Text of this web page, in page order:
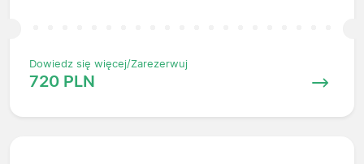
Dowiedz się więcej/Zarezerwuj
720 PLN